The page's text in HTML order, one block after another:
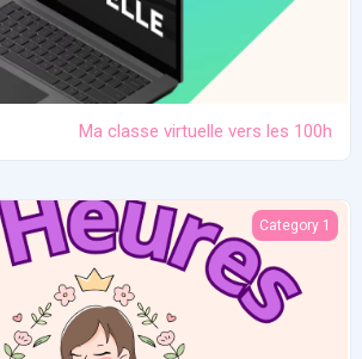
Ma classe virtuelle vers les 100h
Atelier pratique 27/12/2025
Category 1